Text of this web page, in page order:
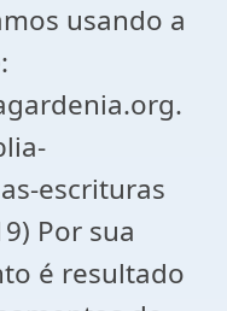
usando a
escrituras
Por sua
é resultado